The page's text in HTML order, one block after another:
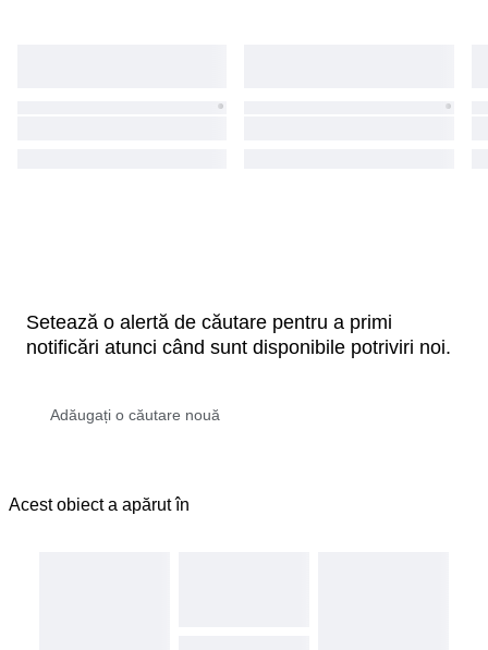
Setează o alertă de căutare pentru a primi
notificări atunci când sunt disponibile potriviri noi.
Acest obiect a apărut în